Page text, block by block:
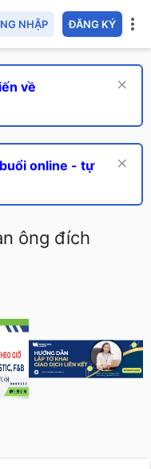
NHẬP ĐĂNG KÝ
về
buổi online - tự
ông đích